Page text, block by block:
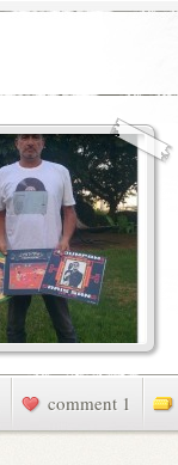
1 comment